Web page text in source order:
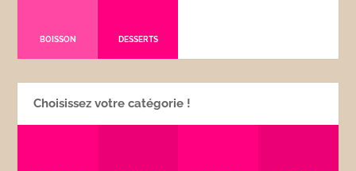
BOISSON DESSERTS
Choisissez votre catégorie !